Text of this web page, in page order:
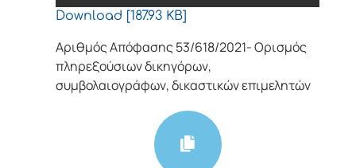
Download [187.93 KB]
Αριθμός Απόφασης 53/618/2021- Ορισμός
πληρεξούσιων δικηγόρων,
συμβολαιογράφων, δικαστικών επιμελητών